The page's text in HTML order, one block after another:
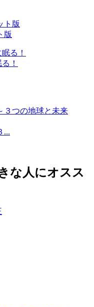
版
！
...
な人にオスス